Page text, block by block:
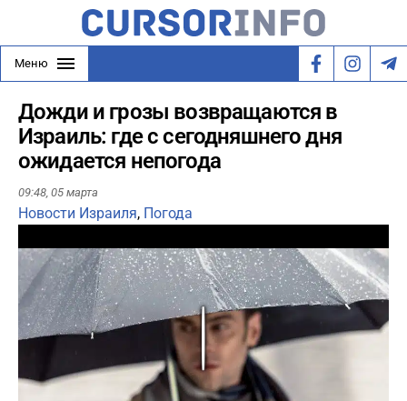
Меню
Дожди и грозы возвращаются в
Израиль: где с сегодняшнего дня
ожидается непогода
09:48, 05 марта
Новости Израиля, Погода
Play